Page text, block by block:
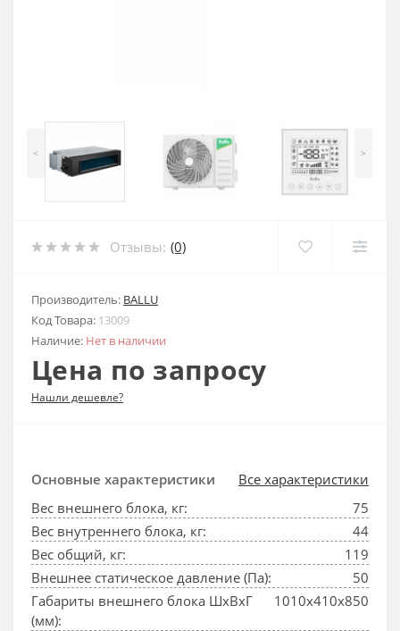
< >
Отзывы: (0)
Производитель: BALLU
Код Товара: 13009
Наличие: Нет в наличии
Цена по запросу
Нашли дешевле?
Основные характеристики
Все характеристики
Вес внешнего блока, кг:
75
Вес внутреннего блока, кг:
44
Вес общий, кг:
119
Внешнее статическое давление (Па):
50
Габариты внешнего блока ШхВхГ
(мм):
1010x410x850